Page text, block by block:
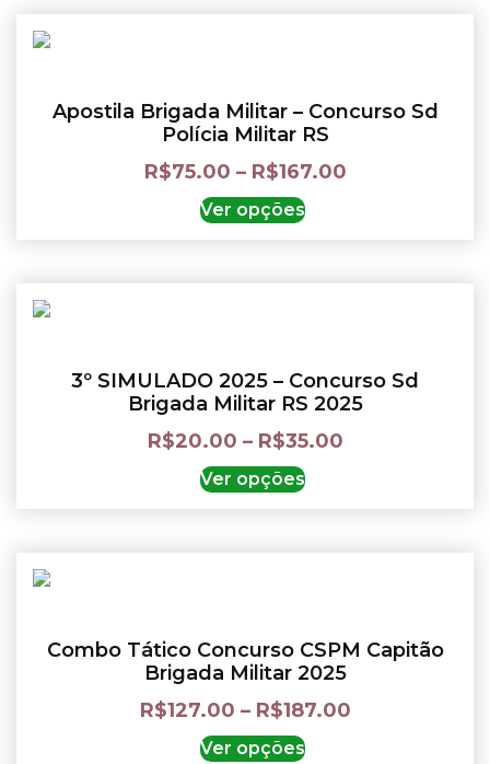
Apostila Brigada Militar – Concurso Sd
Polícia Militar RS
R$75.00 – R$167.00
Ver opções
3º SIMULADO 2025 – Concurso Sd
Brigada Militar RS 2025
R$20.00 – R$35.00
Ver opções
Combo Tático Concurso CSPM Capitão
Brigada Militar 2025
R$127.00 – R$187.00
Ver opções